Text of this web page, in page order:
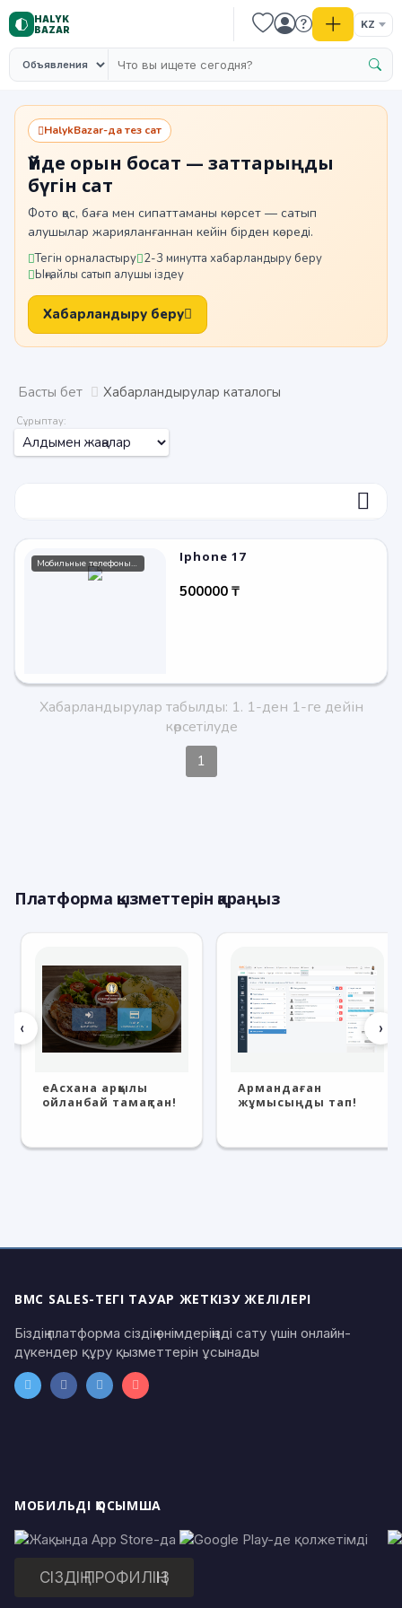
HALYK
BAZAR
KZ
HalykBazar-да тез сат
Үйде орын босат — заттарыңды
бүгін сат
Фото қос, баға мен сипаттаманы көрсет — сатып
алушылар жарияланғаннан кейін бірден көреді.
Тегін орналастыру 2-3 минутта хабарландыру беру
Ыңғайлы сатып алушы іздеу
Хабарландыру беру
Басты бет Хабарландырулар каталогы
Сұрыптау:
Мобильные телефоны / смартфоны Iphone 17
500000 ₸
Хабарландырулар табылды: 1. 1-ден 1-ге дейін
көрсетілуде
1
Платформа қызметтерін қараңыз
‹
eАсхана арқылы
ойланбай тамақтан!
Армандаған
жұмысыңды тап!
›
BMC SALES-ТЕГІ ТАУАР ЖЕТКІЗУ ЖЕЛІЛЕРІ
Біздің платформа сіздің өнімдеріңізді сату үшін онлайн-
дүкендер құру қызметтерін ұсынады
МОБИЛЬДІ ҚОСЫМША
СІЗДІҢ ПРОФИЛІҢІЗ